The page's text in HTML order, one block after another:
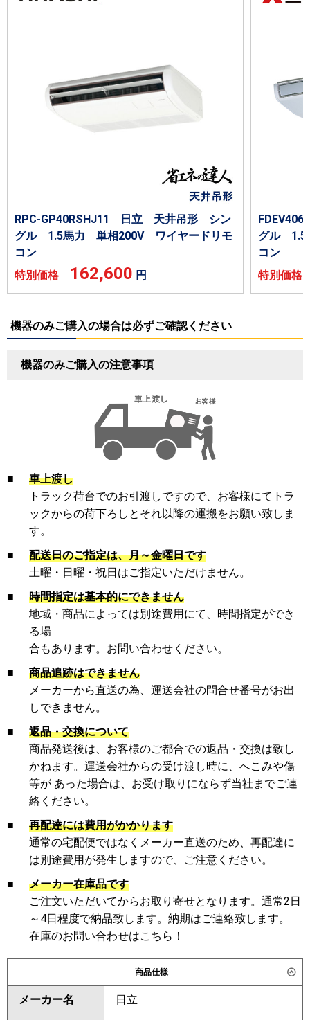
RPC-GP40RSHJ11 日立 天井吊形 シン
グル 1.5馬力 単相200V ワイヤードリモ
コン
特別価格
162,600 円
グル 1.5
コン
特別価
機器のみご購入の場合は必ずご確認ください
機器のみご購入の注意事項
■
車上渡し
トラック荷台でのお引渡しですので、お客様にてトラ
ックからの荷下ろしとそれ以降の運搬をお願い致しま
す。
■
配送日のご指定は、月～金曜日です
土曜・日曜・祝日はご指定いただけません。
■
時間指定は基本的にできません
地域・商品によっては別途費用にて、時間指定ができ
る場
合もあります。お問い合わせください。
■
商品追跡はできません
メーカーから直送の為、運送会社の問合せ番号がお出
しできません。
■
返品・交換について
商品発送後は、お客様のご都合での返品・交換は致し
かねます。運送会社からの受け渡し時に、へこみや傷
等が あった場合は、お受け取りにならず当社までご連
絡ください。
■
再配達には費用がかかります
通常の宅配便ではなくメーカー直送のため、再配達に
は別途費用が発生しますので、ご注意ください。
■
メーカー在庫品です
ご注文いただいてからお取り寄せとなります。通常2日
～4日程度で納品致します。納期はご連絡致します。
在庫のお問い合わせはこちら！
商品仕様
メーカー名 日立